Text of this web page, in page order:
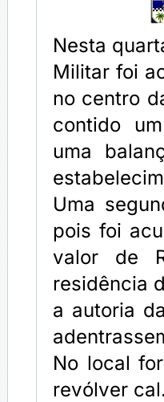
Nesta
Militar foi
no centro
contido
uma
Uma
pois foi
valor de
residência
a autoria
No local
revólver